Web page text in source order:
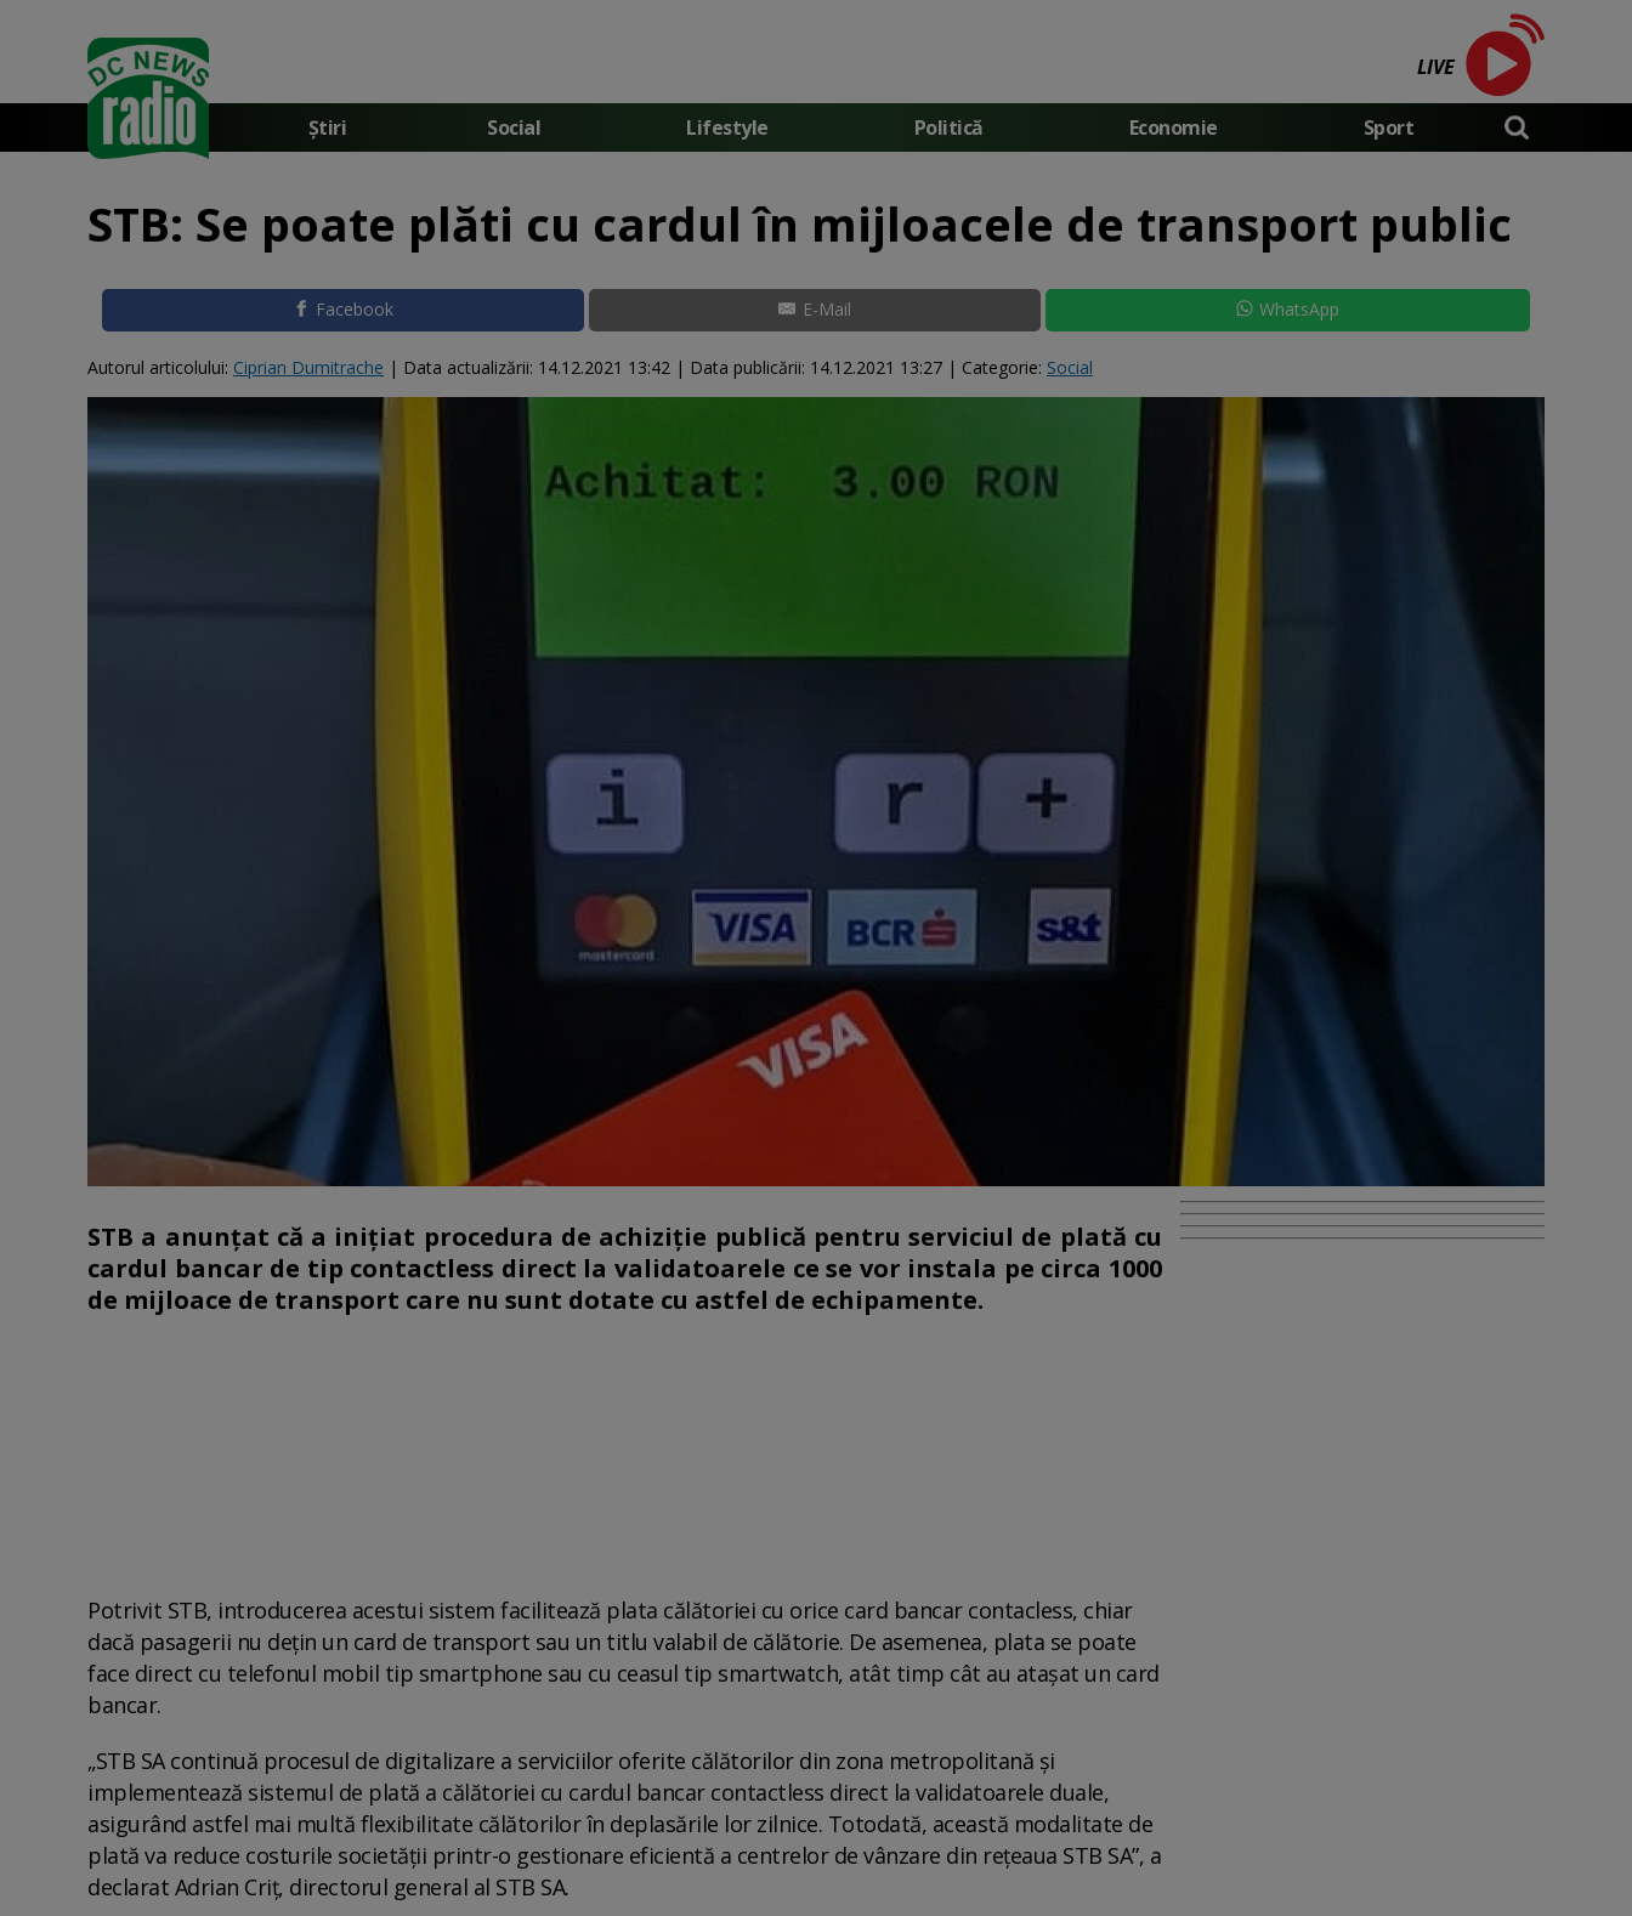
LIVE
Știri Social Lifestyle Politică Economie Sport
STB: Se poate plăti cu cardul în mijloacele de transport public
Facebook E-Mail WhatsApp
Autorul articolului: Ciprian Dumitrache | Data actualizării: 14.12.2021 13:42 | Data publicării: 14.12.2021 13:27 | Categorie: Social
STB a anunțat că a inițiat procedura de achiziție publică pentru serviciul de plată cu
cardul bancar de tip contactless direct la validatoarele ce se vor instala pe circa 1000
de mijloace de transport care nu sunt dotate cu astfel de echipamente.
Potrivit STB, introducerea acestui sistem facilitează plata călătoriei cu orice card bancar contacless, chiar
dacă pasagerii nu dețin un card de transport sau un titlu valabil de călătorie. De asemenea, plata se poate
face direct cu telefonul mobil tip smartphone sau cu ceasul tip smartwatch, atât timp cât au atașat un card
bancar.
„STB SA continuă procesul de digitalizare a serviciilor oferite călătorilor din zona metropolitană și
implementează sistemul de plată a călătoriei cu cardul bancar contactless direct la validatoarele duale,
asigurând astfel mai multă flexibilitate călătorilor în deplasările lor zilnice. Totodată, această modalitate de
plată va reduce costurile societății printr-o gestionare eficientă a centrelor de vânzare din rețeaua STB SA”, a
declarat Adrian Criț, directorul general al STB SA.